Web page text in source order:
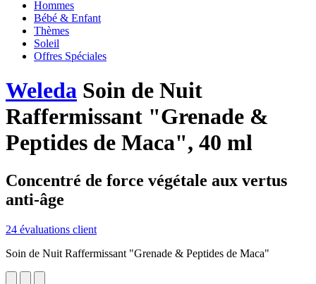
Hommes
Bébé & Enfant
Thèmes
Soleil
Offres Spéciales
Weleda Soin de Nuit
Raffermissant "Grenade &
Peptides de Maca", 40 ml
Concentré de force végétale aux vertus
anti-âge
24 évaluations client
Soin de Nuit Raffermissant "Grenade & Peptides de Maca"